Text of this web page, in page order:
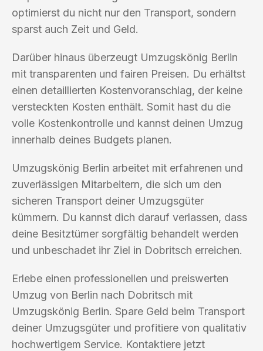
optimierst du nicht nur den Transport, sondern
sparst auch Zeit und Geld.
Darüber hinaus überzeugt Umzugskönig Berlin
mit transparenten und fairen Preisen. Du erhältst
einen detaillierten Kostenvoranschlag, der keine
versteckten Kosten enthält. Somit hast du die
volle Kostenkontrolle und kannst deinen Umzug
innerhalb deines Budgets planen.
Umzugskönig Berlin arbeitet mit erfahrenen und
zuverlässigen Mitarbeitern, die sich um den
sicheren Transport deiner Umzugsgüter
kümmern. Du kannst dich darauf verlassen, dass
deine Besitztümer sorgfältig behandelt werden
und unbeschadet ihr Ziel in Dobritsch erreichen.
Erlebe einen professionellen und preiswerten
Umzug von Berlin nach Dobritsch mit
Umzugskönig Berlin. Spare Geld beim Transport
deiner Umzugsgüter und profitiere von qualitativ
hochwertigem Service. Kontaktiere jetzt